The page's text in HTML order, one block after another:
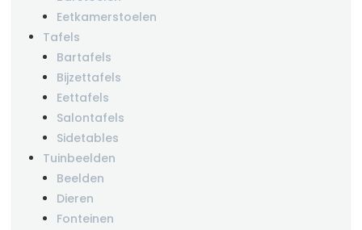
Eetkamerstoelen
Tafels
Bartafels
Bijzettafels
Eettafels
Salontafels
Sidetables
Tuinbeelden
Beelden
Dieren
Fonteinen